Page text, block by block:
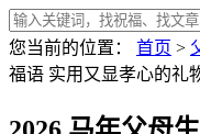
您当前的位置： 首页 >
福语 实用又显孝心的礼